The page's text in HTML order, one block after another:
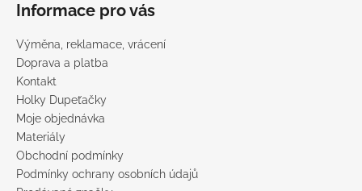
Informace pro vás
Výměna, reklamace, vrácení
Doprava a platba
Kontakt
Holky Dupeťačky
Moje objednávka
Materiály
Obchodní podmínky
Podmínky ochrany osobních údajů